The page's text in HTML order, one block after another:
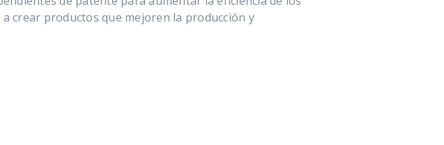
crear productos que mejoren la producción y